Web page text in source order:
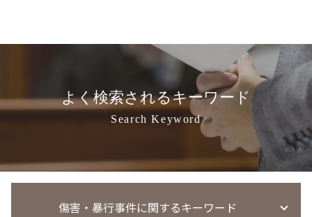
よく検索されるキーワード
Search Keyword
傷害・暴行事件に関するキーワード